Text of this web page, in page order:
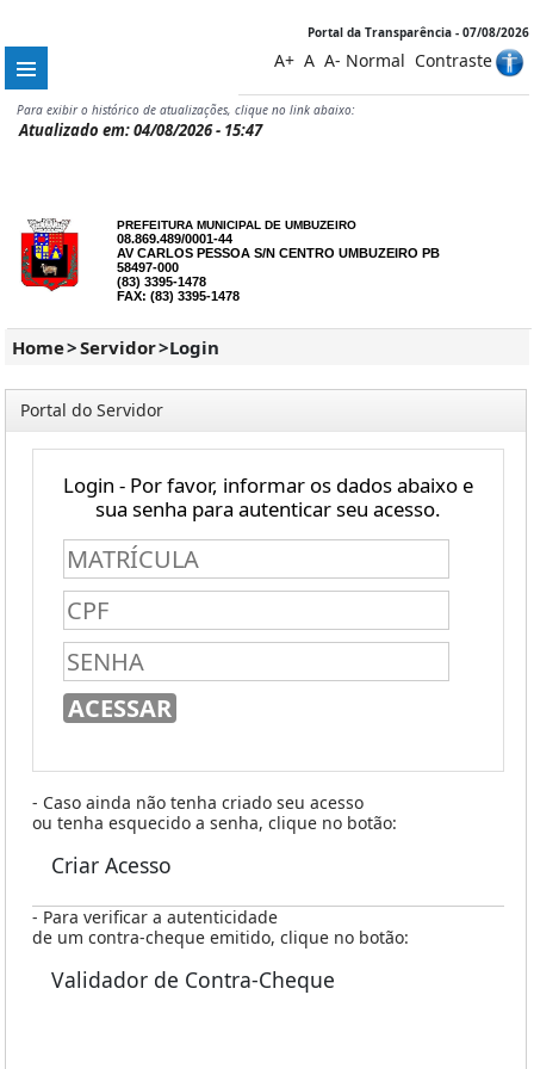
Portal da Transparência - 07/08/2026
A+ A A- Normal Contraste
Para exibir o histórico de atualizações, clique no link abaixo:
Atualizado em: 04/08/2026 - 15:47
PREFEITURA MUNICIPAL DE UMBUZEIRO
08.869.489/0001-44
AV CARLOS PESSOA S/N CENTRO UMBUZEIRO PB
58497-000
(83) 3395-1478
FAX: (83) 3395-1478
Home>Servidor>Login
Portal do Servidor
Login - Por favor, informar os dados abaixo e
sua senha para autenticar seu acesso.
- Caso ainda não tenha criado seu acesso
ou tenha esquecido a senha, clique no botão:
Criar Acesso
- Para verificar a autenticidade
de um contra-cheque emitido, clique no botão:
Validador de Contra-Cheque